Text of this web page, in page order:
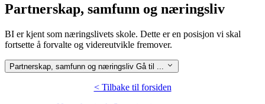
Partnerskap, samfunn og næringsliv
BI er kjent som næringslivets skole. Dette er en posisjon vi skal
fortsette å forvalte og videreutvikle fremover.
Partnerskap, samfunn og næringsliv Gå til ...
< Tilbake til forsiden